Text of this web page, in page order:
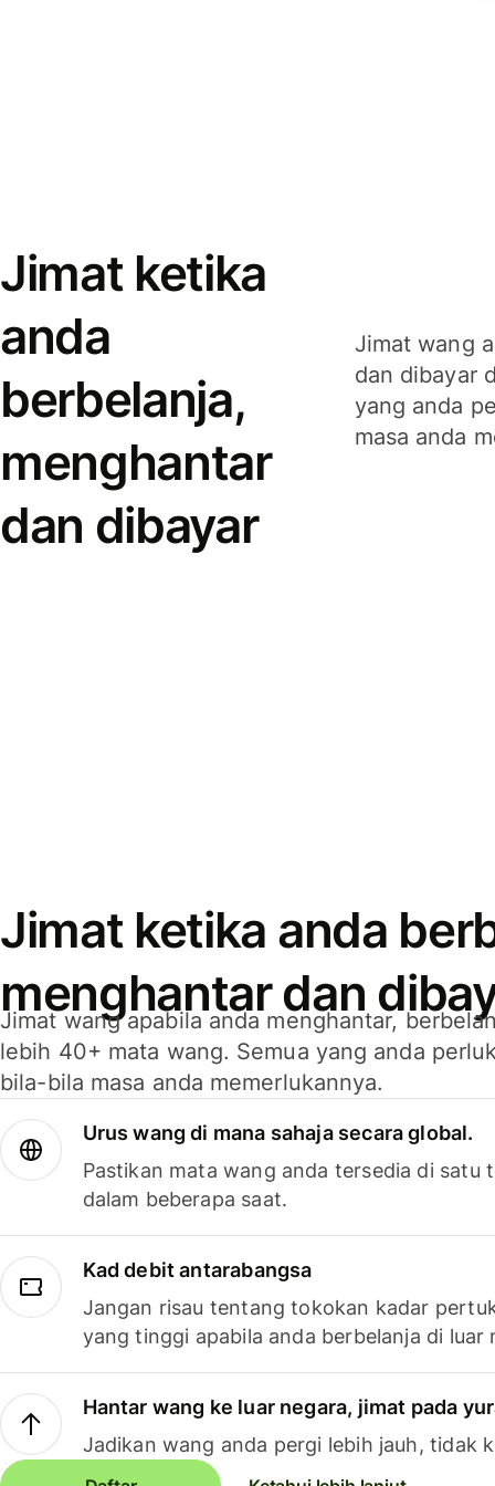
Jimat ketika
anda
berbelanja,
menghantar
dan dibayar
Jimat wang
dan dibayar
yang anda
masa anda
Jimat ketika anda
menghantar dan
Jimat wang apabila anda menghantar,
lebih 40+ mata wang. Semua yang anda
bila-bila masa anda memerlukannya.
Urus wang di mana sahaja secara global.
Pastikan mata wang anda tersedia di satu
dalam beberapa saat.
Kad debit antarabangsa
Jangan risau tentang tokokan kadar
yang tinggi apabila anda berbelanja di luar
Hantar wang ke luar negara, jimat pada
Jadikan wang anda pergi lebih jauh, tidak